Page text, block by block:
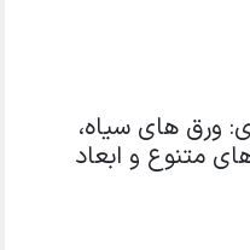
ورق های سیاه،
متنوع و ابعاد